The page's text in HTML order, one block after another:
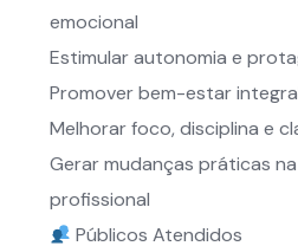
emocional
Estimular autonomia e
Promover bem-estar
Melhorar foco, disciplina e
Gerar mudanças práticas
profissional
Públicos Atendidos